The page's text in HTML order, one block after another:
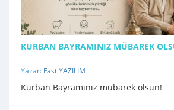
KURBAN BAYRAMINIZ MÜBAREK
Yazar: Fast YAZILIM
Kurban Bayramınız mübarek olsun!